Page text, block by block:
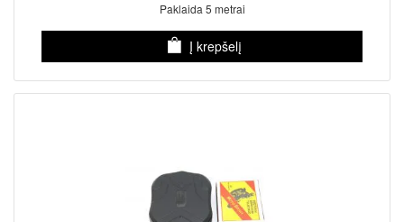
Paklaida 5 metrai
Į krepšelį